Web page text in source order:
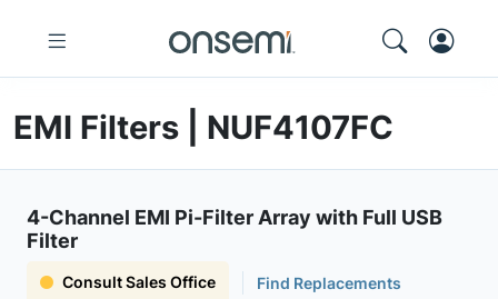
EMI Filters | NUF4107FC
4-Channel EMI Pi-Filter Array with Full USB
Filter
Consult Sales Office Find Replacements